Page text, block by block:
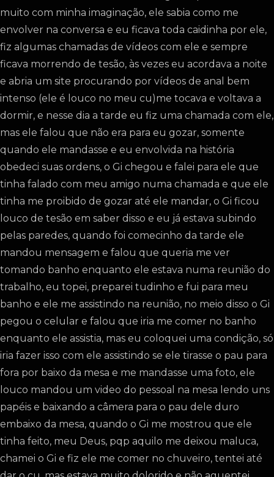
muito com minha imaginação, ele sabia como me
envolver na conversa e eu ficava toda caidinha por ele,
fiz algumas chamadas de vídeos com ele e sempre
ficava morrendo de tesão, às vezes eu acordava a noite
e abria um site procurando por vídeos de anal bem
intenso (ele é louco no meu cu)me tocava e voltava a
dormir, e nesse dia a tarde eu fiz uma chamada com ele,
mas ele falou que não era para eu gozar, somente
quando ele mandasse e eu envolvida na história
obedeci suas ordens, o Gi chegou e falei para ele que
tinha falado com meu amigo numa chamada e que ele
tinha me proibido de gozar até ele mandar, o Gi ficou
louco de tesão em saber disso e eu já estava subindo
pelas paredes, quando foi comecinho da tarde ele
mandou mensagem e falou que queria me ver
tomando banho enquanto ele estava numa reunião do
trabalho, eu topei, preparei tudinho e fui para meu
banho e ele me assistindo na reunião, no meio disso o Gi
pegou o celular e falou que iria me comer no banho
enquanto ele assistia, mas eu coloquei uma condição, só
iria fazer isso com ele assistindo se ele tirasse o pau para
fora por baixo da mesa e me mandasse uma foto, ele
louco mandou um video do pessoal na mesa lendo uns
papéis e baixando a câmera para o pau dele duro
embaixo da mesa, quando o Gi me mostrou que ele
tinha feito, meu Deus, pqp aquilo me deixou maluca,
chamei o Gi e fiz ele me comer no chuveiro, tentei até